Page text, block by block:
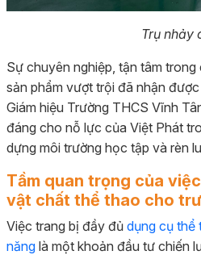
Trụ nhảy
Sự chuyên nghiệp, tận tâm
sản phẩm vượt trội đã nhận
Giám hiệu Trường THCS Vĩnh
đáng cho nỗ lực của Việt Phát
dựng môi trường học tập và rèn
Tầm quan trọng của
vật chất thể thao cho
Việc trang bị đầy đủ dụng cụ thể
năng là một khoản đầu tư chiến